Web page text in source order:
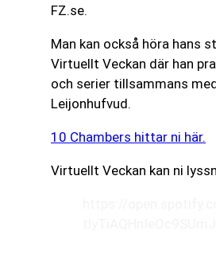
FZ.se.
Man kan också höra hans
Virtuellt Veckan där han
och serier tillsammans
Leijonhufvud.
10 Chambers hittar ni här.
Virtuellt Veckan kan ni